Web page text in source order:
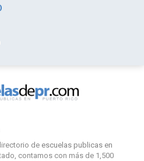
de escuelas publicas en
contamos con más de 1,500